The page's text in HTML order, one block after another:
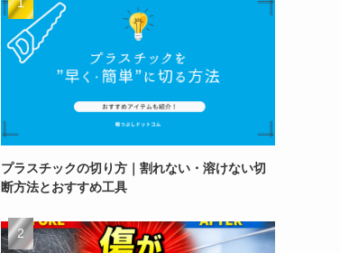
プラスチックの切り方｜割れない・溶けない切
断方法とおすすめ工具